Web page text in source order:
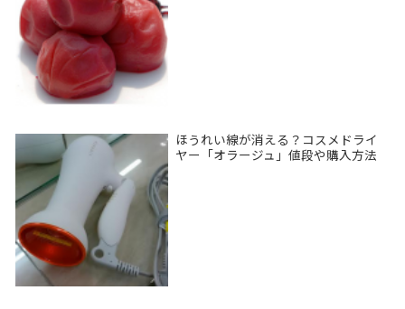
ほうれい線が消える？コスメドライ
ヤー「オラージュ」値段や購入方法